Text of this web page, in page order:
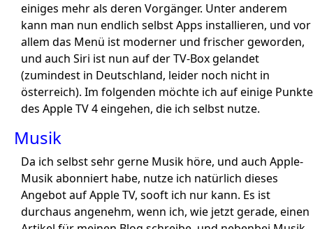
einiges mehr als deren Vorgänger. Unter anderem
kann man nun endlich selbst Apps installieren, und vor
allem das Menü ist moderner und frischer geworden,
und auch Siri ist nun auf der TV-Box gelandet
(zumindest in Deutschland, leider noch nicht in
österreich). Im folgenden möchte ich auf einige Punkte
des Apple TV 4 eingehen, die ich selbst nutze.
Musik
Da ich selbst sehr gerne Musik höre, und auch Apple-
Musik abonniert habe, nutze ich natürlich dieses
Angebot auf Apple TV, sooft ich nur kann. Es ist
durchaus angenehm, wenn ich, wie jetzt gerade, einen